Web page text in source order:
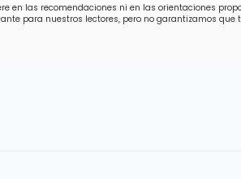
en las recomendaciones ni en las orientaciones
para nuestros lectores, pero no garantizamos